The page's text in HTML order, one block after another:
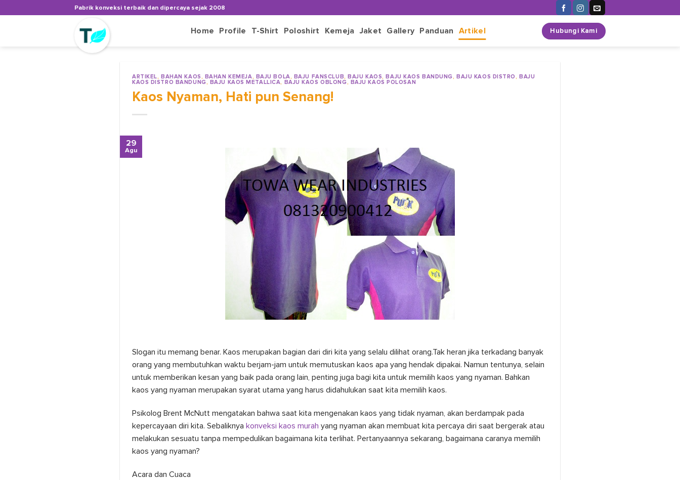
to
Pabrik konveksi terbaik dan dipercaya sejak 2008
Home Profile T-Shirt Poloshirt Kemeja Jaket Gallery Panduan Artikel Hubungi Kami
ARTIKEL,BAHAN KAOS, BAHAN KEMEJA, BAJU BOLA, BAJU FANSCLUB,BAJU KAOS,BAJU KAOS BANDUNG,BAJU KAOS DISTRO,BAJU
KAOS DISTRO BANDUNG, BAJU KAOS METALLICA, BAJU KAOS OBLONG, BAJU KAOS POLOSAN
Kaos Nyaman, Hati pun Senang!
29
Agu
Slogan itu memang benar. Kaos merupakan bagian dari diri kita yang selalu dilihat orang.Tak heran jika terkadang banyak
orang yang membutuhkan waktu berjam-jam untuk memutuskan kaos apa yang hendak dipakai. Namun tentunya, selain
untuk memberikan kesan yang baik pada orang lain, penting juga bagi kita untuk memilih kaos yang nyaman. Bahkan
kaos yang nyaman merupakan syarat utama yang harus didahulukan saat kita memilih kaos.
Psikolog Brent McNutt mengatakan bahwa saat kita mengenakan kaos yang tidak nyaman, akan berdampak pada
kepercayaan diri kita. Sebaliknya konveksi kaos murah yang nyaman akan membuat kita percaya diri saat bergerak atau
melakukan sesuatu tanpa mempedulikan bagaimana kita terlihat. Pertanyaannya sekarang, bagaimana caranya memilih
kaos yang nyaman?
Acara dan Cuaca